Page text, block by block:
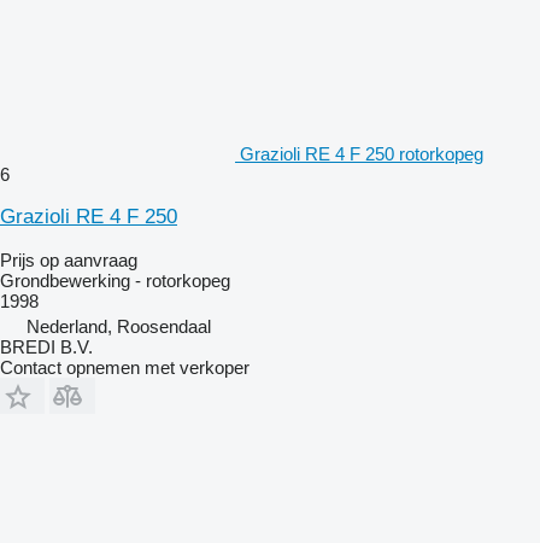
Grazioli RE 4 F 250 rotorkopeg
6
Grazioli RE 4 F 250
Prijs op aanvraag
Grondbewerking - rotorkopeg
1998
Nederland, Roosendaal
BREDI B.V.
Contact opnemen met verkoper